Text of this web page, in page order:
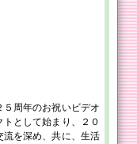
周年のお祝いビデオ
として始まり、２０
流を深め、共に、生活